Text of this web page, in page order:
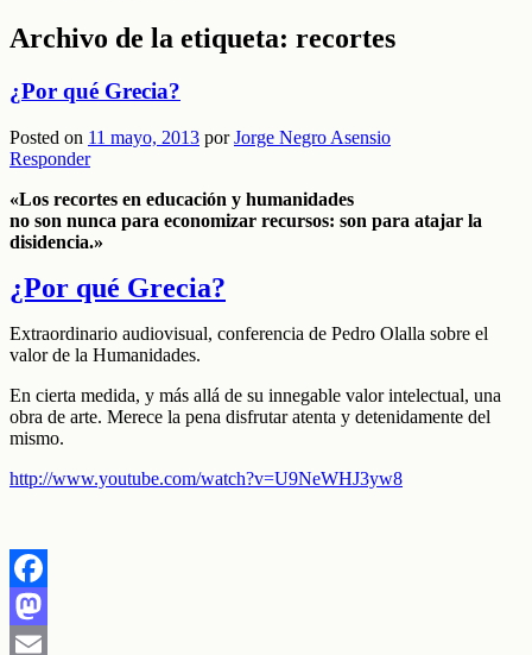
Archivo de la etiqueta: recortes
¿Por qué Grecia?
Posted on 11 mayo, 2013 porJorge Negro Asensio
Responder
«Los recortes en educación y humanidades
no son nunca para economizar recursos: son para atajar la
disidencia.»
¿Por qué Grecia?
Extraordinario audiovisual, conferencia de Pedro Olalla sobre el
valor de la Humanidades.
En cierta medida, y más allá de su innegable valor intelectual, una
obra de arte. Merece la pena disfrutar atenta y detenidamente del
mismo.
http://www.youtube.com/watch?v=U9NeWHJ3yw8
Facebook
Mastodon